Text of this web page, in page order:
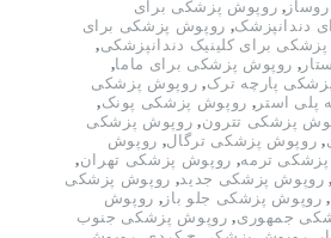
, روپوش پزشکی برای
دندانپزشک, روپوش پزشکی برای
برای کلینیک دندانپزشکی,
, روپوش پزشکی برای ماما,
پارچه ترک, روپوش پزشکی
پلی استر , روپوش پزشکی پونک,
پزشکی تترون, روپوش پزشکی
, روپوش پزشکی ترگال, روپوش
ترمه, روپوش پزشکی تهران,
, روپوش پزشکی جدید, روپوش پزشکی
, روپوش پزشکی جلو باز , روپوش
جمهوری, روپوش پزشکی جنوب